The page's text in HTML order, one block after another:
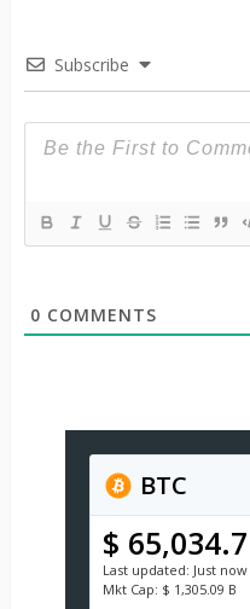
Subscribe
0 COMMENTS
BTC
$ 65,034.7
Last updated: Just now
Mkt Cap: $ 1,305.09 B